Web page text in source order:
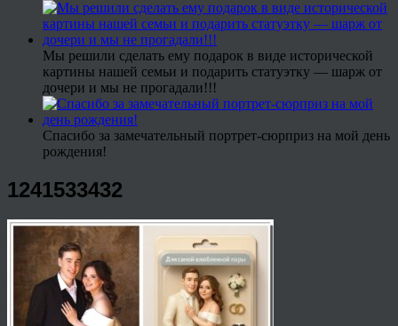
Мы решили сделать ему подарок в виде исторической
картины нашей семьи и подарить статуэтку — шарж от
дочери и мы не прогадали!!!
Спасибо за замечательный портрет-сюрприз на мой день
рождения!
1241533432